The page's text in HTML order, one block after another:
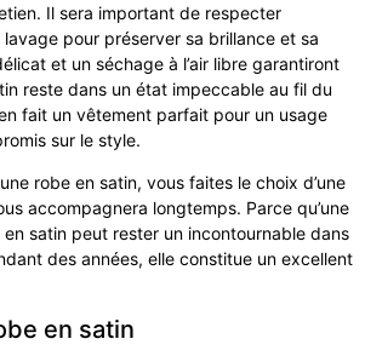
Il sera important de respecter
pour préserver sa brillance et sa
et un séchage à l’air libre garantiront
reste dans un état impeccable au fil du
fait un vêtement parfait pour un usage
sur le style.
robe en satin, vous faites le choix d’une
accompagnera longtemps. Parce qu’une
satin peut rester un incontournable dans
des années, elle constitue un excellent
en satin